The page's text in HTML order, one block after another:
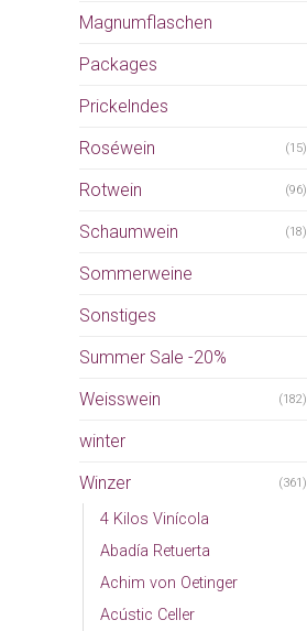
Magnumflaschen
Packages
Prickelndes
Roséwein (15)
Rotwein (96)
Schaumwein (18)
Sommerweine
Sonstiges
Summer Sale -20%
Weisswein (182)
winter
Winzer (361)
4 Kilos Vinícola
Abadía Retuerta
Achim von Oetinger
Acústic Celler